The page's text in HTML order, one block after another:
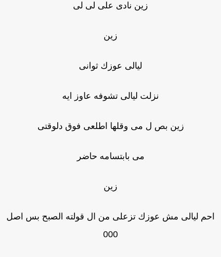
زين نادى على لى لى
زين
ليالى عوزك ثوانى
نزلت ليالى تشوفه عاوز ايه
زين بص ل مى وقلها اطلعى فوق دلوقتى
مى بابتسامه حاضر
زين
ليالى مش عوزك تزعلى من ال قولته الصبح بس اصل
000